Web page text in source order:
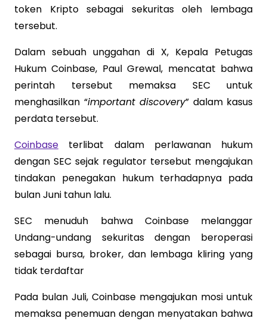
token Kripto sebagai sekuritas oleh lembaga
tersebut.
Dalam sebuah unggahan di X, Kepala Petugas
Hukum Coinbase, Paul Grewal, mencatat bahwa
perintah tersebut memaksa SEC untuk
menghasilkan “important discovery” dalam kasus
perdata tersebut.
Coinbase terlibat dalam perlawanan hukum
dengan SEC sejak regulator tersebut mengajukan
tindakan penegakan hukum terhadapnya pada
bulan Juni tahun lalu.
SEC menuduh bahwa Coinbase melanggar
Undang-undang sekuritas dengan beroperasi
sebagai bursa, broker, dan lembaga kliring yang
tidak terdaftar
Pada bulan Juli, Coinbase mengajukan mosi untuk
memaksa penemuan dengan menyatakan bahwa